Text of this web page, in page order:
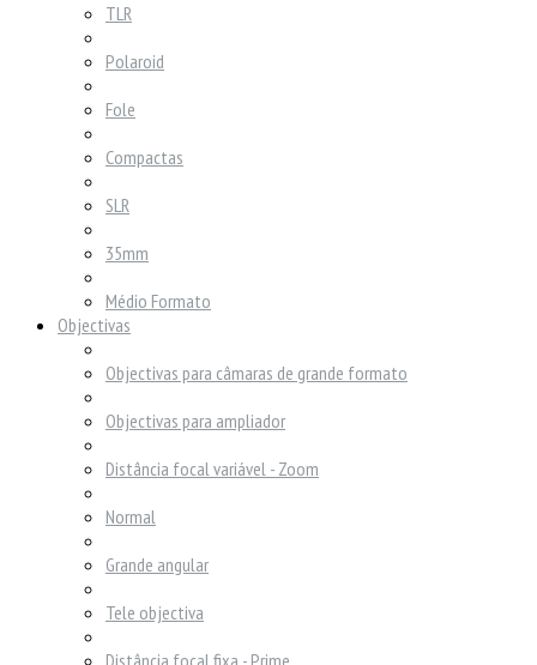
TLR
Polaroid
Fole
Compactas
SLR
35mm
Médio Formato
Objectivas
Objectivas para câmaras de grande formato
Objectivas para ampliador
Distância focal variável - Zoom
Normal
Grande angular
Tele objectiva